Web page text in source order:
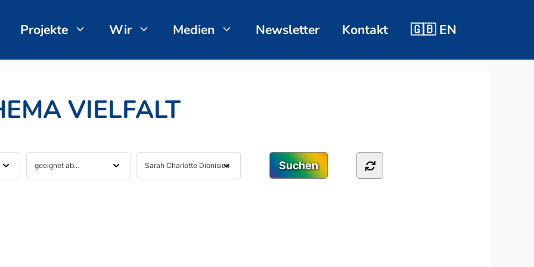
Projekte Wir Medien Newsletter Kontakt 🇬🇧 EN
VIELFALT